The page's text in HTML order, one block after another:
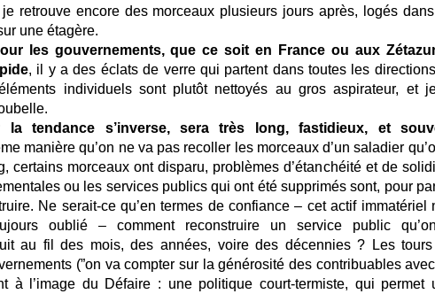
retrouve encore des morceaux plusieurs jours après, logés
une étagère.
les gouvernements, que ce soit en France ou aux
, il y a des éclats de verre qui partent dans toutes les
individuels sont plutôt nettoyés au gros aspirateur, et
tendance s’inverse, sera très long, fastidieux, et
manière qu’on ne va pas recoller les morceaux d’un saladier
certains morceaux ont disparu, problèmes d’étanchéité et de
ou les services publics qui ont été supprimés sont, pour
Ne serait-ce qu’en termes de confiance – cet actif immatériel
oublié – comment reconstruire un service public
au fil des mois, des années, voire des décennies ? Les
(”on va compter sur la générosité des contribuables
à l’image du Défaire : une politique court-termiste, qui permet